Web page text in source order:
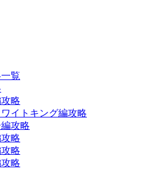
覧
略
イトキング編攻略
攻略
略
略
略